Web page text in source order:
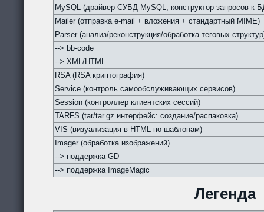
MySQL (драйвер СУБД MySQL, конструктор запросов к
Mailer (отправка e-mail + вложения + стандартный MIME)
Parser (анализ/реконструкция/обработка теговых
--> bb-code
--> XML/HTML
RSA (RSA криптография)
Service (контроль самообслуживающих сервисов)
Session (контроллер клиентских сессий)
TARFS (tar/tar.gz интерфейс: создание/распаковка)
VIS (визуализация в HTML по шаблонам)
Imager (обработка изображений)
--> поддержка GD
--> поддержка ImageMagic
Легенда